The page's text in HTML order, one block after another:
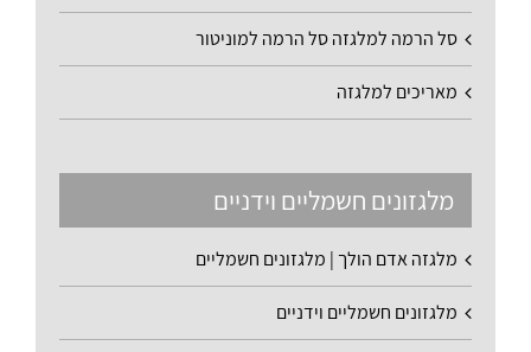
סל הרמה למלגזה סל הרמה למוניטור
מאריכים למלגזה
מלגזונים חשמליים וידניים
מלגזה אדם הולך | מלגזונים חשמליים
מלגזונים חשמליים וידניים